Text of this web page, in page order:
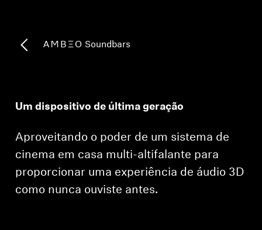
Inovações
Profissional
-AMBEO- Soundbars
Um dispositivo de última geração
Aproveitando o poder de um sistema de
cinema em casa multi-altifalante para
proporcionar uma experiência de áudio 3D
como nunca ouviste antes.